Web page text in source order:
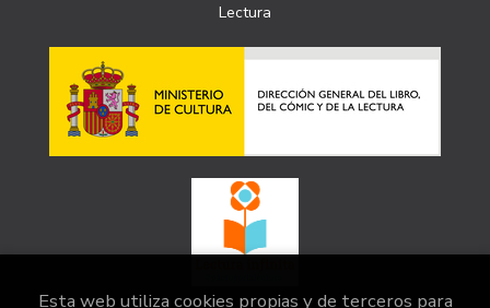
Lectura
Esta web utiliza cookies propias y de terceros para